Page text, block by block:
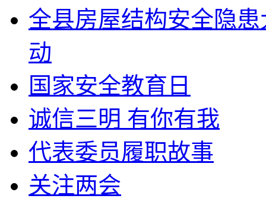
全县房屋结构安全隐
动
国家安全教育日
诚信三明 有你有我
代表委员履职故事
关注两会